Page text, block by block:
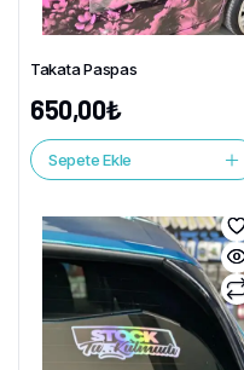
Takata Paspas
650,00₺
Sepete Ekle